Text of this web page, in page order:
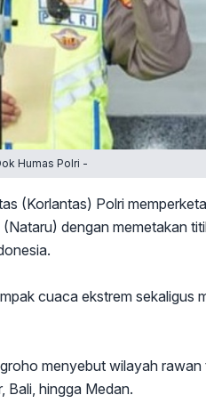
Humas Polri -
(Korlantas) Polri
dengan memetakan
cuaca ekstrem sekaligus
menyebut wilayah rawan
Bali, hingga Medan.